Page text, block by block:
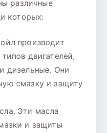
различные
которых:
производит
двигателей,
дизельные. Они
смазку и защиту
Эти масла
и защиты